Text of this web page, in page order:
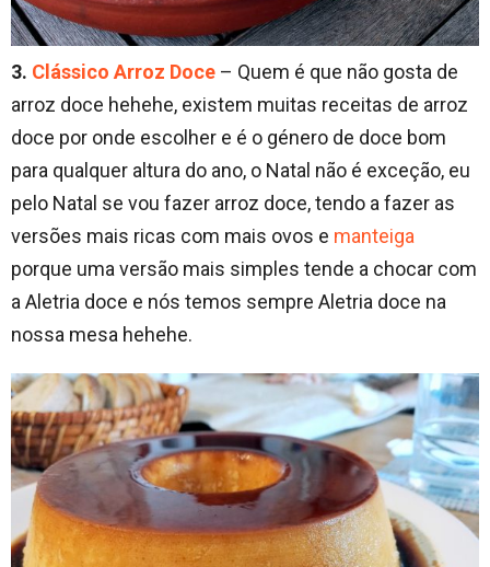
3. Clássico Arroz Doce – Quem é que não gosta de
arroz doce hehehe, existem muitas receitas de arroz
doce por onde escolher e é o género de doce bom
para qualquer altura do ano, o Natal não é exceção, eu
pelo Natal se vou fazer arroz doce, tendo a fazer as
versões mais ricas com mais ovos e manteiga
porque uma versão mais simples tende a chocar com
a Aletria doce e nós temos sempre Aletria doce na
nossa mesa hehehe.